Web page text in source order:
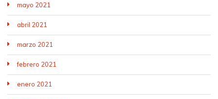
mayo 2021
abril 2021
marzo 2021
febrero 2021
enero 2021